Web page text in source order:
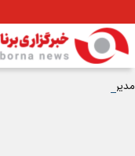
مدیرکل ورزش و جوانان همدان: